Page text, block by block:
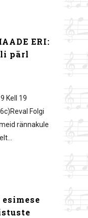
ERI:
pärl
Kell 19
Folgi
rännakule